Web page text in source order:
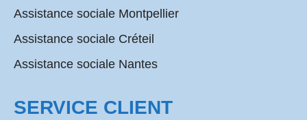
Assistance sociale Montpellier
Assistance sociale Créteil
Assistance sociale Nantes
SERVICE CLIENT